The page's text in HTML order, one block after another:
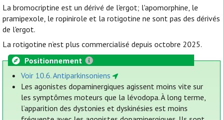
La bromocriptine est un dérivé de l'ergot; l'apomorphine, le
pramipexole, le ropinirole et la rotigotine ne sont pas des dérivés
de l'ergot.
La rotigotine n’est plus commercialisé depuis octobre 2025.
Positionnement
Voir 10.6. Antiparkinsoniens
Les agonistes dopaminergiques agissent moins vite sur
les symptômes moteurs que la lévodopa. À long terme,
l’apparition des dystonies et dyskinésies est moins